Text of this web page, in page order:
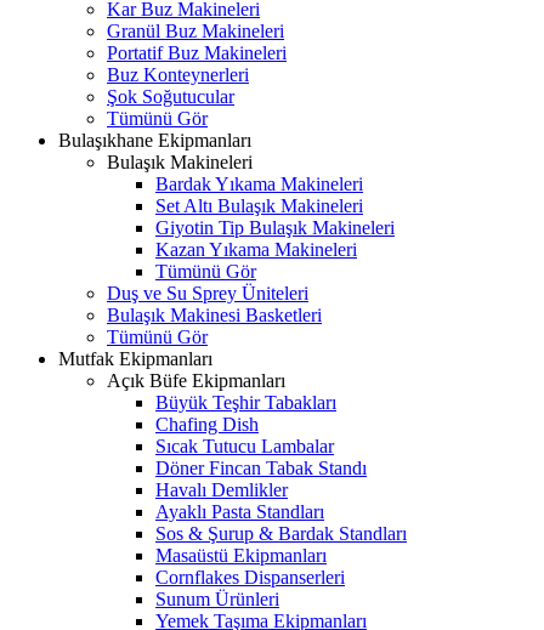
Kar Buz Makineleri
Granül Buz Makineleri
Portatif Buz Makineleri
Buz Konteynerleri
Şok Soğutucular
Tümünü Gör
Bulaşıkhane Ekipmanları
Bulaşık Makineleri
Bardak Yıkama Makineleri
Set Altı Bulaşık Makineleri
Giyotin Tip Bulaşık Makineleri
Kazan Yıkama Makineleri
Tümünü Gör
Duş ve Su Sprey Üniteleri
Bulaşık Makinesi Basketleri
Tümünü Gör
Mutfak Ekipmanları
Açık Büfe Ekipmanları
Büyük Teşhir Tabakları
Chafing Dish
Sıcak Tutucu Lambalar
Döner Fincan Tabak Standı
Havalı Demlikler
Ayaklı Pasta Standları
Sos & Şurup & Bardak Standları
Masaüstü Ekipmanları
Cornflakes Dispanserleri
Sunum Ürünleri
Yemek Taşıma Ekipmanları